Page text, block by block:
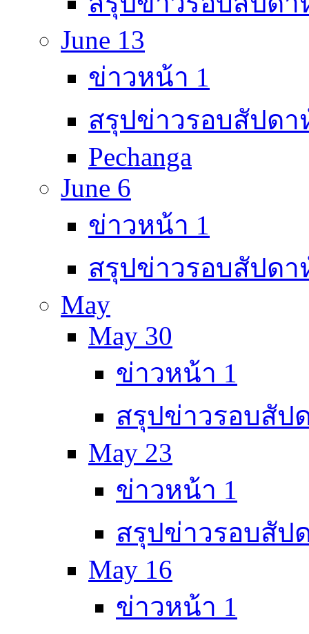
June 13
ข่าวหน้า 1
สรุปข่าวรอบสัปดา
Pechanga
June 6
ข่าวหน้า 1
สรุปข่าวรอบสัปดา
May
May 30
ข่าวหน้า 1
สรุปข่าวรอบสัป
May 23
ข่าวหน้า 1
สรุปข่าวรอบสัป
May 16
ข่าวหน้า 1